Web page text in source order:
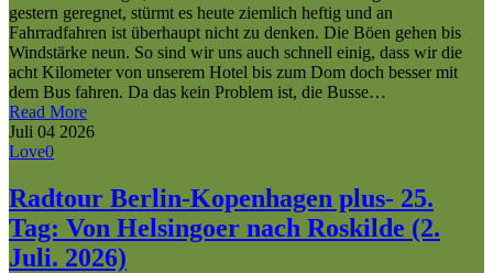
gestern geregnet, stürmt es heute ziemlich heftig und an
Fahrradfahren ist überhaupt nicht zu denken. Die Böen gehen bis
Windstärke neun. So sind wir uns auch schnell einig, dass wir die
acht Kilometer von unserem Hotel bis zum Dom doch besser mit
dem Bus fahren. Da das kein Problem ist, die Busse…
Read More
Juli 04 2026
Love0
Radtour Berlin-Kopenhagen plus- 25.
Tag: Von Helsingoer nach Roskilde (2.
Juli. 2026)